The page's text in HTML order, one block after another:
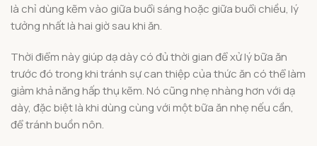
là chỉ dùng kẽm vào giữa buổi sáng hoặc giữa buổi chiều, lý
tưởng nhất là hai giờ sau khi ăn.
Thời điểm này giúp dạ dày có đủ thời gian để xử lý bữa ăn
trước đó trong khi tránh sự can thiệp của thức ăn có thể làm
giảm khả năng hấp thụ kẽm. Nó cũng nhẹ nhàng hơn với dạ
dày, đặc biệt là khi dùng cùng với một bữa ăn nhẹ nếu cần,
để tránh buồn nôn.